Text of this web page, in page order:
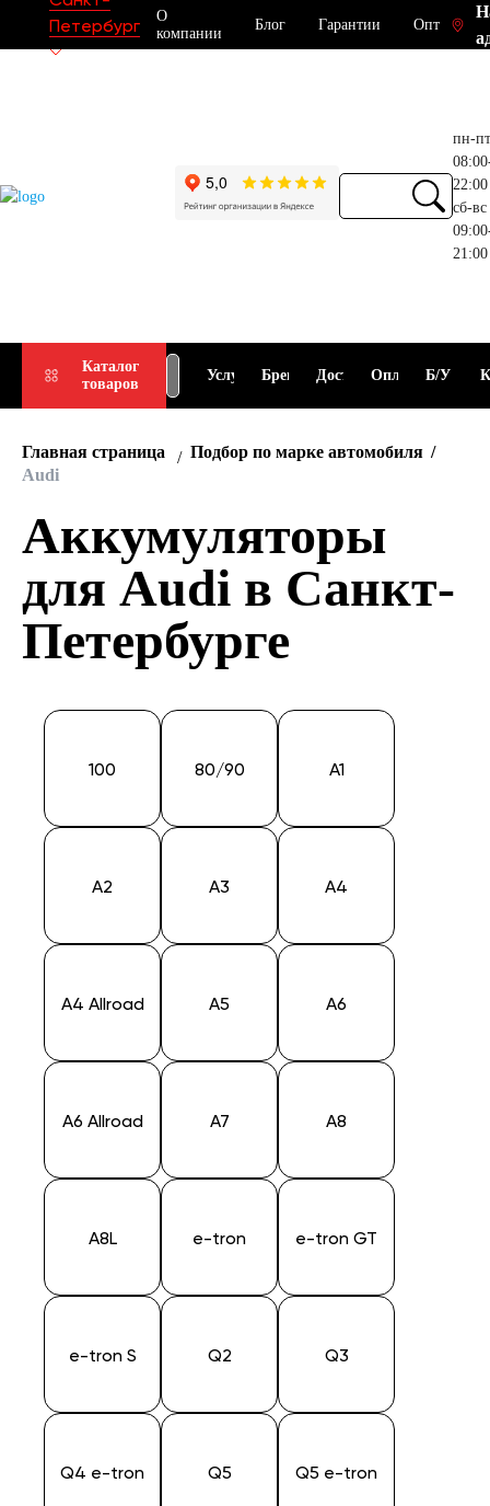
Петербург
О
компании
Блог Гарантии Опт
пн-пт
22:00
сб-вс
21:00
Каталог
товаров
Подбор
АКБ
Услуги Бренды ДоставкаОплата Б/У
Главная страница
Подбор по марке автомобиля
Audi
Аккумуляторы
для Audi в Санкт-
Петербурге
100 80/90 A1
A2 A3 A4
A4 Allroad A5 A6
A6 Allroad A7 A8
A8L e-tron e-tron GT
e-tron S Q2 Q3
Q4 e-tron Q5 Q5 e-tron